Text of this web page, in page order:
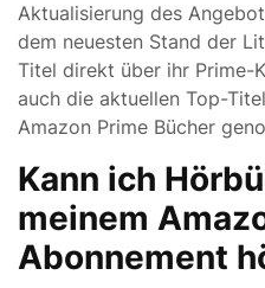
Aktualisierung des
dem neuesten Stand der
Titel direkt über ihr Prime-
auch die aktuellen Top-
Amazon Prime Bücher
Kann ich
meinem
Abonnement